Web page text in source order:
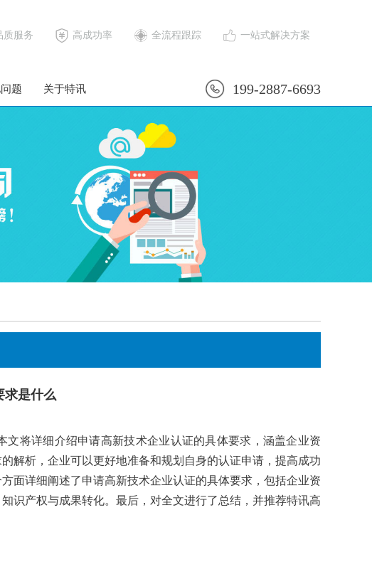
质服务 高成功率 全流程跟踪 一站式解决方案
题 关于特讯 199-2887-6693
求是什么
将详细介绍申请高新技术企业认证的具体要求，涵盖企业资
解析，企业可以更好地准备和规划自身的认证申请，提高成功
面详细阐述了申请高新技术企业认证的具体要求，包括企业资
识产权与成果转化。最后，对全文进行了总结，并推荐特讯高